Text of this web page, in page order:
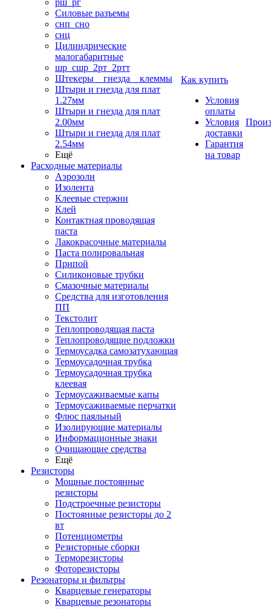
рш_рг
Силовые разъемы
снп_сно
снц
Цилиндрические
малогабаритные
шр_сшр_2рт_2ртт
Штекеры _ гнезда _ клеммы
Штыри и гнезда для плат
1.27мм
Штыри и гнезда для плат
2.00мм
Штыри и гнезда для плат
2.54мм
Ещё
Расходные материалы
Аэрозоли
Изолента
Клеевые стержни
Клей
Контактная проводящая
паста
Лакокрасочные материалы
Паста полировальная
Припой
Силиконовые трубки
Смазочные материалы
Средства для изготовления
ПП
Текстолит
Теплопроводящая паста
Теплопроводящие подложки
Термоусадка самозатухающая
Термоусадочная трубка
Термоусадочная трубка
клеевая
Термоусаживаемые капы
Термоусаживаемые перчатки
Флюс паяльный
Изолирующие материалы
Информационные знаки
Очищающие средства
Ещё
Резисторы
Мощные постоянные
резисторы
Подстроечные резисторы
Постоянные резисторы до 2
вт
Потенциометры
Резисторные сборки
Терморезисторы
Фоторезисторы
Резонаторы и фильтры
Кварцевые генераторы
Кварцевые резонаторы
Как купить
Условия
оплаты
Условия
доставки
Гарантия
на товар